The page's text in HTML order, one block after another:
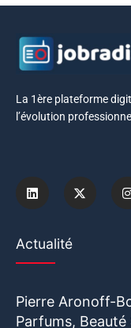
La 1ère plateforme
l’évolution
Actualité
Pierre Aronoff-
Parfums,